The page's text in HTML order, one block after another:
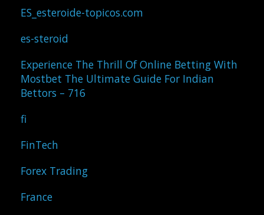
ES_esteroide-topicos.com
es-steroid
Experience The Thrill Of Online Betting With
Mostbet The Ultimate Guide For Indian
Bettors – 716
fi
FinTech
Forex Trading
France